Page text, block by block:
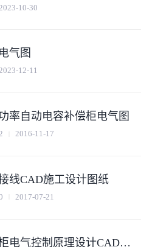
2023-10-30
气图
12-11
率自动电容补偿柜电气图
2016-11-17
线CAD施工设计图纸
2017-07-21
某标准型号电容柜电气控制原理设计CAD图纸